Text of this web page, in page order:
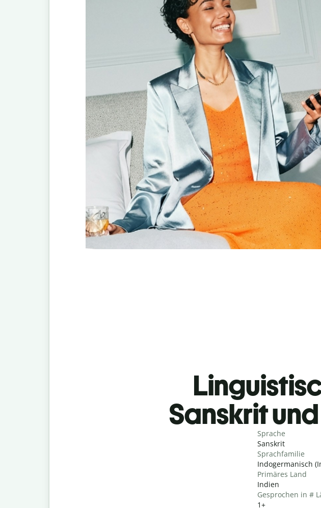
Sanskrit
Sprache
Sanskrit
Sprachfamilie
Indogermanisch
Primäres Land
Indien
Gesprochen in #
1+